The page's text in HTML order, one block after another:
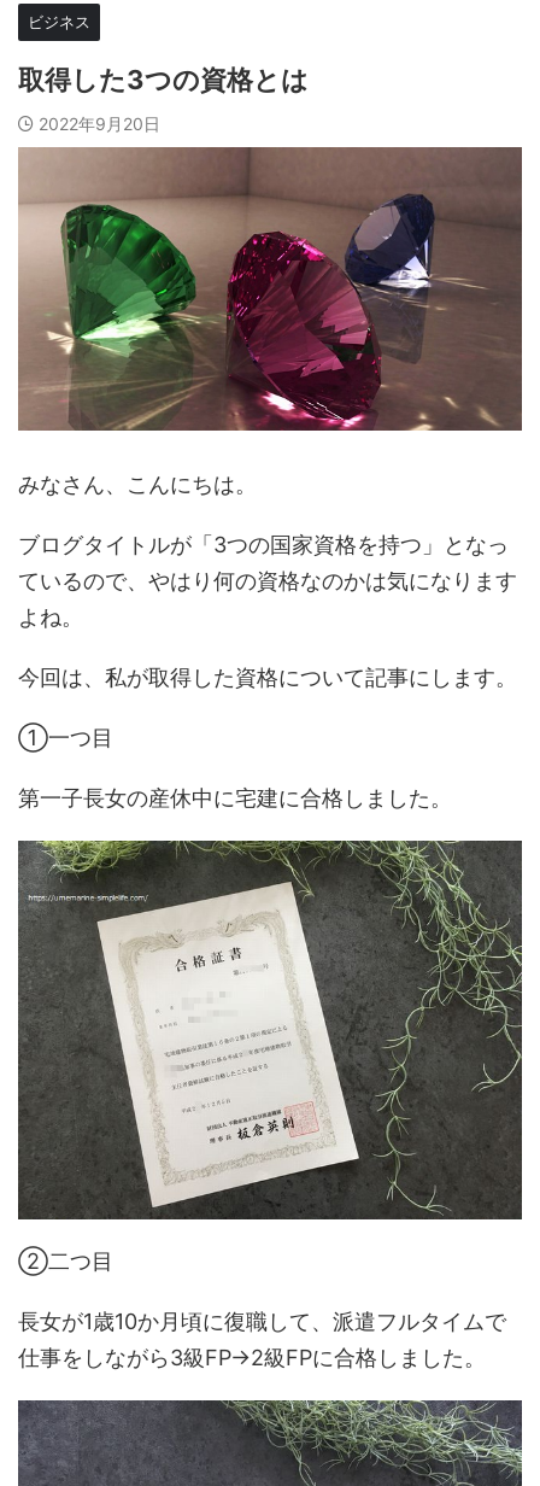
ビジネス
取得した3つの資格とは
2022年9月20日
みなさん、こんにちは。
ブログタイトルが「3つの国家資格を持つ」となっ
ているので、やはり何の資格なのかは気になります
よね。
今回は、私が取得した資格について記事にします。
①一つ目
第一子長女の産休中に宅建に合格しました。
②二つ目
長女が1歳10か月頃に復職して、派遣フルタイムで
仕事をしながら3級FP→2級FPに合格しました。